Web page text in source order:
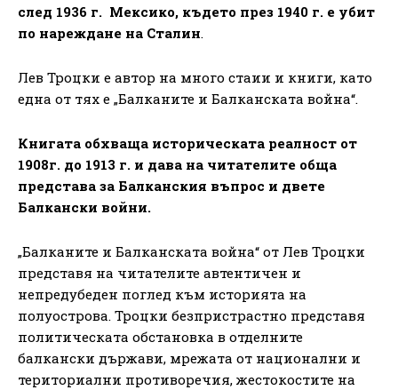
след 1936 г. Мексико, където през 1940 г. е убит
по нареждане на Сталин.
Лев Троцки е автор на много стаии и книги, като
една от тях е „Балканите и Балканската война“.
Книгата обхваща историческата реалност от
1908г. до 1913 г. и дава на читателите обща
представа за Балканския въпрос и двете
Балкански войни.
„Балканите и Балканската война“ от Лев Троцки
представя на читателите автентичен и
непредубеден поглед към историята на
полуострова. Троцки безпристрастно представя
политическата обстановка в отделните
балкански държави, мрежата от национални и
териториални противоречия, жестокостите на